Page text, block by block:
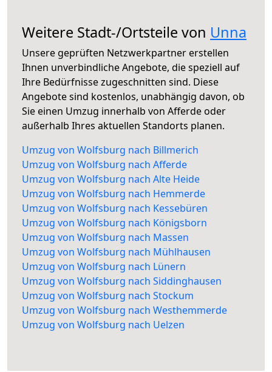
Weitere Stadt-/Ortsteile von Unna
Unsere geprüften Netzwerkpartner erstellen
Ihnen unverbindliche Angebote, die speziell auf
Ihre Bedürfnisse zugeschnitten sind. Diese
Angebote sind kostenlos, unabhängig davon, ob
Sie einen Umzug innerhalb von Afferde oder
außerhalb Ihres aktuellen Standorts planen.
Umzug von Wolfsburg nach Billmerich
Umzug von Wolfsburg nach Afferde
Umzug von Wolfsburg nach Alte Heide
Umzug von Wolfsburg nach Hemmerde
Umzug von Wolfsburg nach Kessebüren
Umzug von Wolfsburg nach Königsborn
Umzug von Wolfsburg nach Massen
Umzug von Wolfsburg nach Mühlhausen
Umzug von Wolfsburg nach Lünern
Umzug von Wolfsburg nach Siddinghausen
Umzug von Wolfsburg nach Stockum
Umzug von Wolfsburg nach Westhemmerde
Umzug von Wolfsburg nach Uelzen